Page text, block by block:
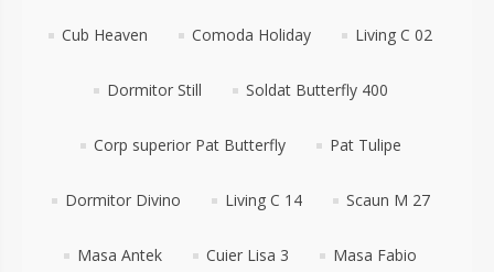
Cub Heaven Comoda Holiday Living C 02
Dormitor Still Soldat Butterfly 400
Corp superior Pat Butterfly Pat Tulipe
Dormitor Divino Living C 14 Scaun M 27
Masa Antek Cuier Lisa 3 Masa Fabio